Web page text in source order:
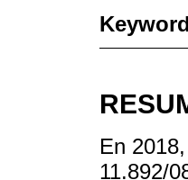
En
11.892/